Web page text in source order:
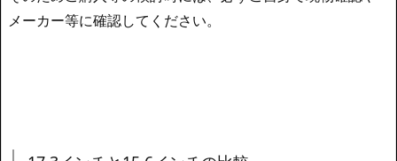
メーカー等に確認してください。